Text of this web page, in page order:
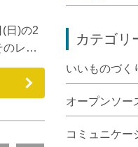
日)の2
のレ…
カテゴリ
いいものづく
オープンソー
コミュニケー